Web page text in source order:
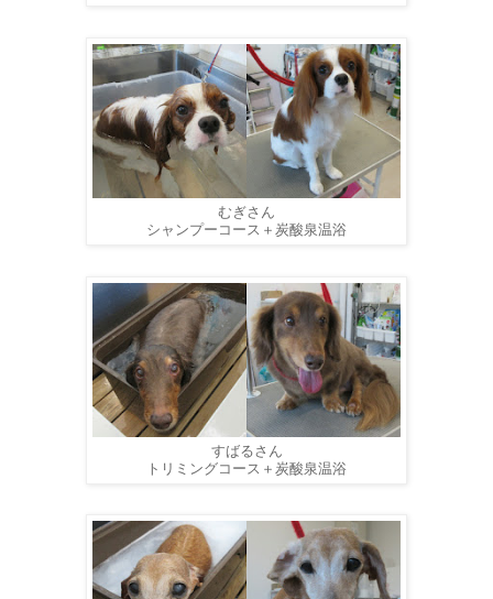
むぎさん
シャンプーコース＋炭酸泉温浴
すばるさん
トリミングコース＋炭酸泉温浴